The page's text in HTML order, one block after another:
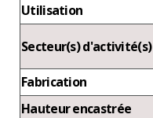
Utilisation
Secteur(s) d'activité(s)
Fabrication
Hauteur encastrée